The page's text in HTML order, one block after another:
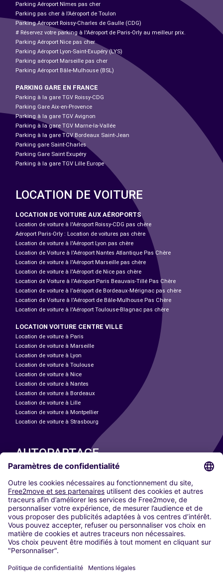
Parking Aéroport Nîmes pas cher
Parking pas cher à l’Aéroport de Toulon
Parking Aéroport Roissy-Charles de Gaulle (CDG)
# Réservez votre parking à l'Aéroport de Paris-Orly au meilleur prix.
Parking Aéroport Nice pas cher
Parking Aéroport Lyon-Saint-Exupéry (LYS)
Parking aéroport Marseille pas cher
Parking Aéroport Bâle-Mulhouse (BSL)
PARKING GARE EN FRANCE
Parking à la gare TGV Roissy-CDG
Parking Gare Aix-en-Provence
Parking à la gare TGV Avignon
Parking à la gare TGV Marne-la-Vallée
Parking à la gare TGV Bordeaux Saint-Jean
Parking gare Saint-Charles
Parking Gare Saint Exupéry
Parking à la gare TGV Lille Europe
LOCATION DE VOITURE
LOCATION DE VOITURE AUX AÉROPORTS
Location de voiture à l'Aéroport Roissy-CDG pas chère
Aéroport Paris-Orly : Location de voitures pas chère
Location de voiture à l'Aéroport Lyon pas chère
Location de Voiture à l'Aéroport Nantes Atlantique Pas Chère
Location de voiture à l'Aéroport Marseille pas chère
Location de voiture à l'Aéroport de Nice pas chère
Location de Voiture à l'Aéroport Paris Beauvais-Tillé Pas Chère
Location de voiture à l’aéroport de Bordeaux-Mérignac pas chère
Location de Voiture à l'Aéroport de Bâle-Mulhouse Pas Chère
Location de voiture à l'Aéroport Toulouse-Blagnac pas chère
LOCATION VOITURE CENTRE VILLE
Location de voiture à Paris
Location de voiture à Marseille
Location de voiture à Lyon
Location de voiture à Toulouse
Location de voiture à Nice
Location de voiture à Nantes
Location de voiture à Bordeaux
Location de voiture à Lille
Location de voiture à Montpellier
Location de voiture à Strasbourg
AUTOPARTAGE
Paris
Madrid
Washington DC
Milan
Rome
Turin
Vienne
Berlin
Düsseldorf